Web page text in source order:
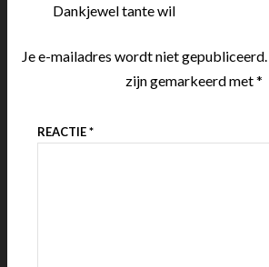
Dankjewel tante wil
Je e-mailadres wordt niet gepubliceerd.
zijn gemarkeerd met*
REACTIE*